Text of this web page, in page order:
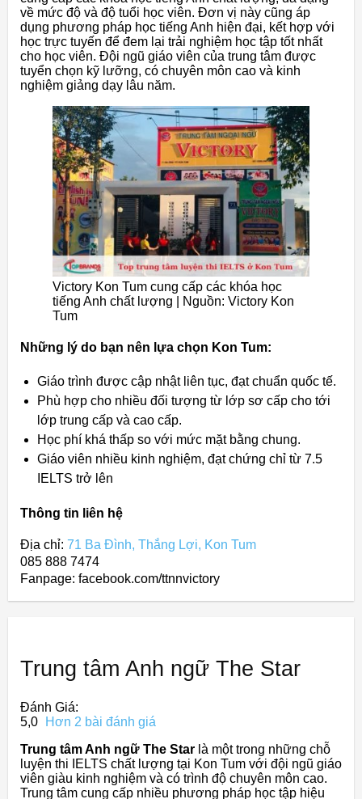
về mức độ và độ tuổi học viên. Đơn vị này cũng áp
dụng phương pháp học tiếng Anh hiện đại, kết hợp với
học trực tuyến để đem lại trải nghiệm học tập tốt nhất
cho học viên. Đội ngũ giáo viên của trung tâm được
tuyển chọn kỹ lưỡng, có chuyên môn cao và kinh
nghiệm giảng dạy lâu năm.
Victory Kon Tum cung cấp các khóa học
tiếng Anh chất lượng | Nguồn: Victory Kon
Tum
Những lý do bạn nên lựa chọn Kon Tum:
Giáo trình được cập nhật liên tục, đạt chuẩn quốc tế.
Phù hợp cho nhiều đối tượng từ lớp sơ cấp cho tới
lớp trung cấp và cao cấp.
Học phí khá thấp so với mức mặt bằng chung.
Giáo viên nhiều kinh nghiệm, đạt chứng chỉ từ 7.5
IELTS trở lên
Thông tin liên hệ
Địa chỉ: 71 Ba Đình, Thắng Lợi, Kon Tum
085 888 7474
Fanpage: facebook.com/ttnnvictory
Trung tâm Anh ngữ The Star
Đánh Giá:
5,0
Hơn 2 bài đánh giá
Trung tâm Anh ngữ The Star là một trong những chỗ
luyện thi IELTS chất lượng tại Kon Tum với đội ngũ giáo
viên giàu kinh nghiệm và có trình độ chuyên môn cao.
Trung tâm cung cấp nhiều phương pháp học tập hiệu